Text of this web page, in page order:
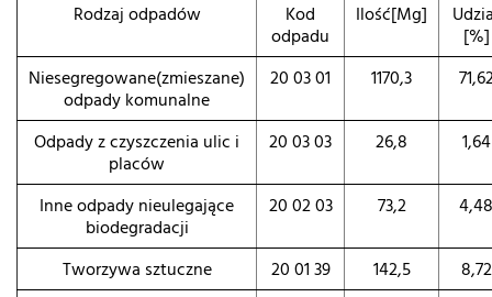
Rodzaj odpadów Kod
odpadu
Ilość[Mg]
[%]
Niesegregowane(zmieszane)
odpady komunalne
20 03 01 1170,3
Odpady z czyszczenia ulic i
placów
20 03 03 26,8 1,64
Inne odpady nieulegające
biodegradacji
20 02 03 73,2 4,48
Tworzywa sztuczne 20 01 39 142,5
8,72